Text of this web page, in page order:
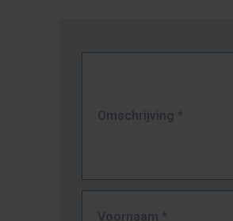
Omschrijving *
Voornaam *